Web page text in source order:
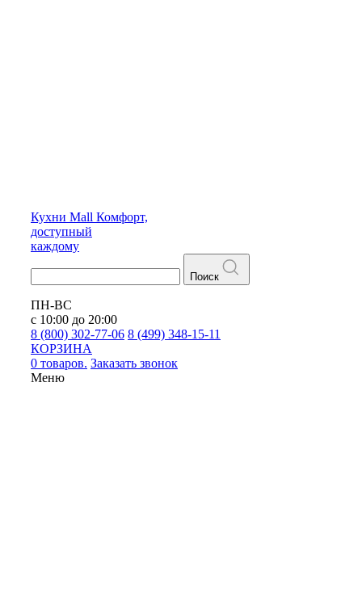
Кухни Mall Комфорт,
доступный
каждому
Поиск
ПН-ВС
с 10:00 до 20:00
8 (800) 302-77-06 8 (499) 348-15-11
КОРЗИНА
0 товаров. Заказать звонок
Меню